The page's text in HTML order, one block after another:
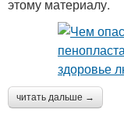
этому материалу.
читать дальше →